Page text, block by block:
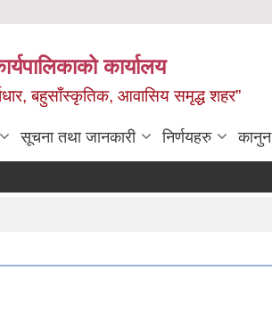
कार्यालय
बहुसाँस्कृतिक, आवासिय समृद्ध शहर”
सूचना तथा जानकारी निर्णयहरु कानुन